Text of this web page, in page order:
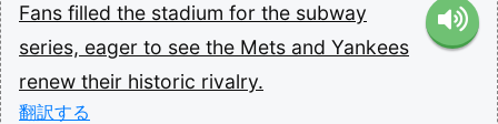
Fans filled the stadium for the subway
series, eager to see the Mets and Yankees
renew their historic rivalry.
翻訳する